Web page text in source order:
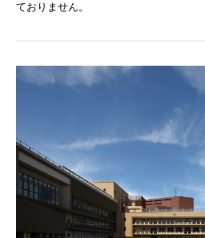
プライバシーポリシー
ておりません。